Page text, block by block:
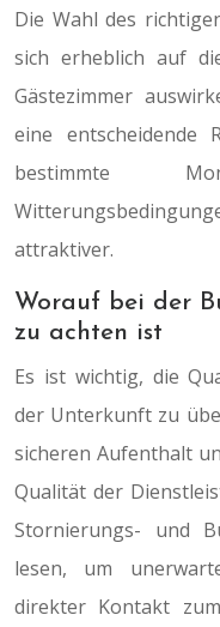
Die Wahl des
sich erheblich auf
Gästezimmer
eine entscheidende
bestimmte
attraktiver.
Worauf bei der
zu achten ist
Es ist wichtig, die
der Unterkunft zu
sicheren Aufenthalt
Qualität der
Stornierungs- und
lesen, um
direkter Kontakt